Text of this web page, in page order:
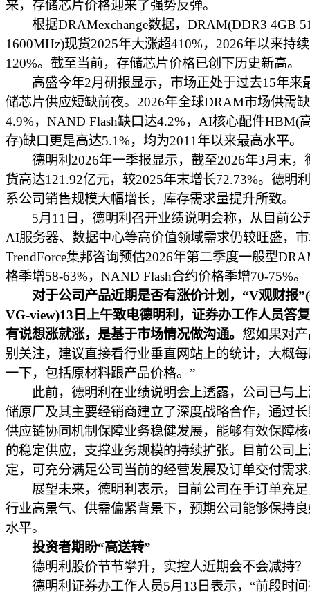
来，存储芯片价格迎来了强势反弹。
根据DRAMexchange数据，DRAM(DDR3 4GB
1600MHz)现货2025年大涨超410%，2026年以来持
120%。截至当前，存储芯片价格已创下历史新高。
高盛今年2月研报显示，市场正处于过去15年来
储芯片供应短缺前夜。2026年全球DRAM市场供需
4.9%，NAND Flash缺口达4.2%，AI核心配件HBM(
存)缺口更是高达5.1%，均为2011年以来最高水平。
德明利2026年一季报显示，截至2026年3月末，
货高达121.92亿元，较2025年末增长72.73%。德明
系公司销售规模大幅增长，库存需求量提升所致。
5月11日，德明利召开业绩说明会称，从目前公
AI服务器、数据中心等高价值领域需求仍较旺盛，
TrendForce集邦咨询预估2026年第二季度一般型
格季增58-63%，NAND Flash合约价格季增70-75%。
对于公司产品近期是否有涨价计划，“V观财报
VG-view)13日上午致电德明利，证券办工作人员答
有说想涨就涨，是基于市场情况做沟通。 您如果对
别关注，建议直接看行业垂直网站上的统计，大概
一下，包括原材料跟产品价格。”
此前，德明利在业绩说明会上透露，公司已与上
储原厂及其主要经销商建立了深度战略合作，通过
供应链协同机制保障业务稳健发展，能够有效保障
的稳定供应，支撑业务规模的持续扩张。目前公司
定，可充分满足公司当前的经营发展及订单交付需
展望未来，德明利表示，目前公司在手订单充足
行业高景气、供需偏紧背景下，预期公司能够保持
水平。
投资者期盼“高送转”
德明利股价节节攀升，实控人近期会不会减持？
德明利证券办工作人员5月13日表示，“前段时间